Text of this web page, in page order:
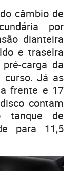
câmbio de
por
dianteira
e traseira
carga da
curso. Já as
frente e 17
contam
tanque de
para 11,5